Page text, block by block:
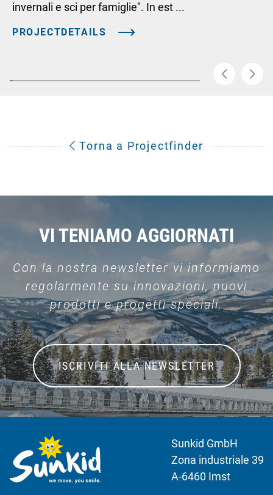
invernali e sci per famiglie". In est ...
PROJECTDETAILS
Torna a Projectfinder
VI TENIAMO AGGIORNATI
Con la nostra newsletter vi informiamo
regolarmente su innovazioni, nuovi
prodotti e progetti speciali.
ISCRIVITI ALLA NEWSLETTER
Sunkid GmbH
Zona industriale 39
A-6460 Imst